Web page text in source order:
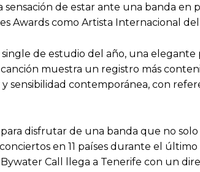
de estar ante una banda
Awards como Artista Internacional
de estudio del año, una
muestra un registro más
contemporánea, con
disfrutar de una banda que no
en 11 países durante el
Call llega a Tenerife con un